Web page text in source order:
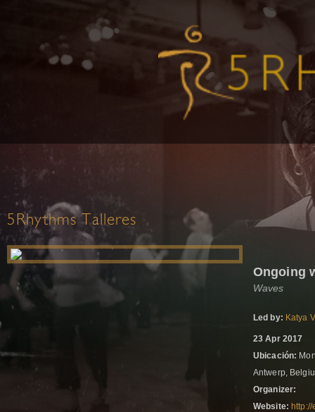
5Rhythms Talleres
Ongoing
Waves
Led by: Katya
23 Apr 2017
Ubicación:
Antwerp,
Organizer:
Website: